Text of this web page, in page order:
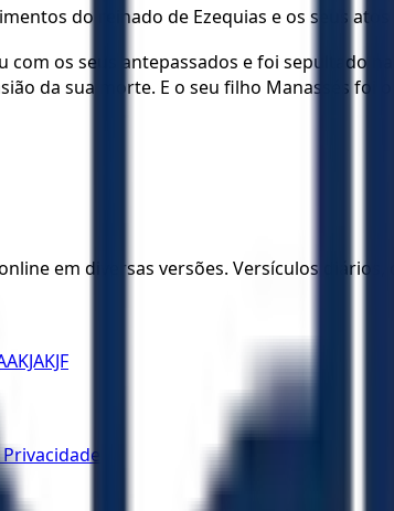
do reinado de Ezequias e os seus
com os seus antepassados e foi sepultado
da sua morte. E o seu filho Manassés foi o
em diversas versões. Versículos diários,
KJAKJF
Privacidade